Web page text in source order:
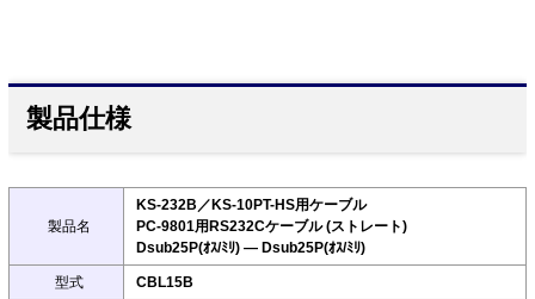
製品仕様
製品名
KS-232B／KS-10PT-HS用ケーブル
PC-9801用RS232Cケーブル (ストレート)
Dsub25P(ｵｽ/ﾐﾘ) ― Dsub25P(ｵｽ/ﾐﾘ)
型式 CBL15B